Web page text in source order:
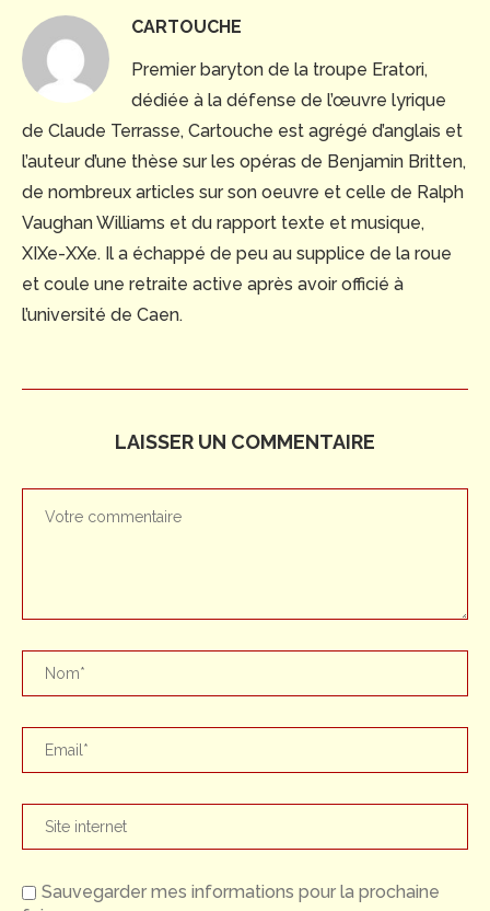
CARTOUCHE
Premier baryton de la troupe Eratori,
dédiée à la défense de l’œuvre lyrique
de Claude Terrasse, Cartouche est agrégé d’anglais et
l’auteur d’une thèse sur les opéras de Benjamin Britten,
de nombreux articles sur son oeuvre et celle de Ralph
Vaughan Williams et du rapport texte et musique,
XIXe-XXe. Il a échappé de peu au supplice de la roue
et coule une retraite active après avoir officié à
l’université de Caen.
LAISSER UN COMMENTAIRE
Sauvegarder mes informations pour la prochaine